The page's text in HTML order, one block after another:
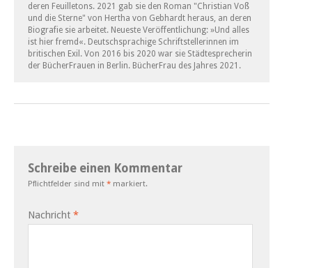
deren Feuilletons. 2021 gab sie den Roman "Christian Voß
und die Sterne" von Hertha von Gebhardt heraus, an deren
Biografie sie arbeitet. Neueste Veröffentlichung: »Und alles
ist hier fremd«. Deutschsprachige Schriftstellerinnen im
britischen Exil. Von 2016 bis 2020 war sie Städtesprecherin
der BücherFrauen in Berlin. BücherFrau des Jahres 2021.
Schreibe einen Kommentar
Pflichtfelder sind mit * markiert.
Nachricht *